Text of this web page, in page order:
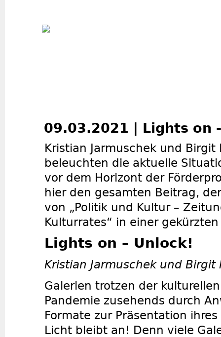
09.03.2021 | Lights on
Kristian Jarmuschek und Birgit
beleuchten die aktuelle
vor dem Horizont der
hier den gesamten Beitrag,
von „Politik und Kultur –
Kulturrates“ in einer
Lights on – Unlock!
Kristian Jarmuschek und Birgit
Galerien trotzen der
Pandemie zusehends durch
Formate zur Präsentation
Licht bleibt an! Denn viele